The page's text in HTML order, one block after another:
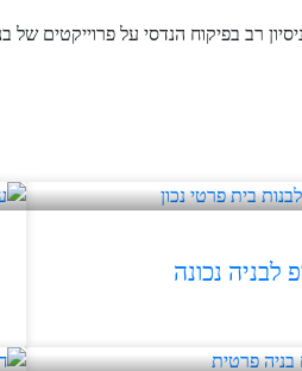
רב בפיקוח הנדסי על פרוייקטים
לבניה נכונה